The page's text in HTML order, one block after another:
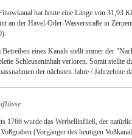
hat heute eine Länge von 31,93
an der Havel-Oder-Wasserstraße in
Betreiben eines Kanals stellt immer der
Schleuseninhalt verloren. Somit stellte
der nächsten Jahre / Jahrzehnte
1766 wurde das Werbellinfließ, der
(Vorgänger des heutigen